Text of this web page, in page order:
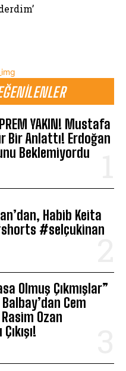
YAKIN! Mustafa
Bir Anlattı! Erdoğan
Beklemiyordu
Habib Keita
#selçukinan
Olmuş Çıkmışlar”
Cem
Ozan